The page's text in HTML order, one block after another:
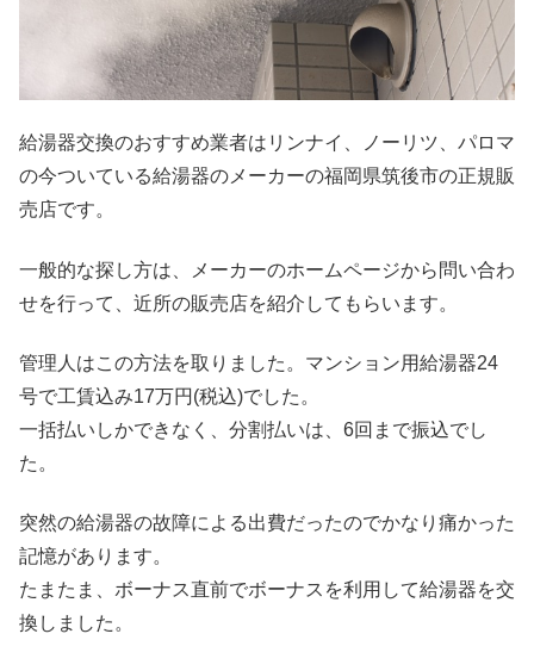
給湯器交換のおすすめ業者はリンナイ、ノーリツ、パロマ
の今ついている給湯器のメーカーの福岡県筑後市の正規販
売店です。
一般的な探し方は、メーカーのホームページから問い合わ
せを行って、近所の販売店を紹介してもらいます。
管理人はこの方法を取りました。マンション用給湯器24
号で工賃込み17万円(税込)でした。
一括払いしかできなく、分割払いは、6回まで振込でし
た。
突然の給湯器の故障による出費だったのでかなり痛かった
記憶があります。
たまたま、ボーナス直前でボーナスを利用して給湯器を交
換しました。